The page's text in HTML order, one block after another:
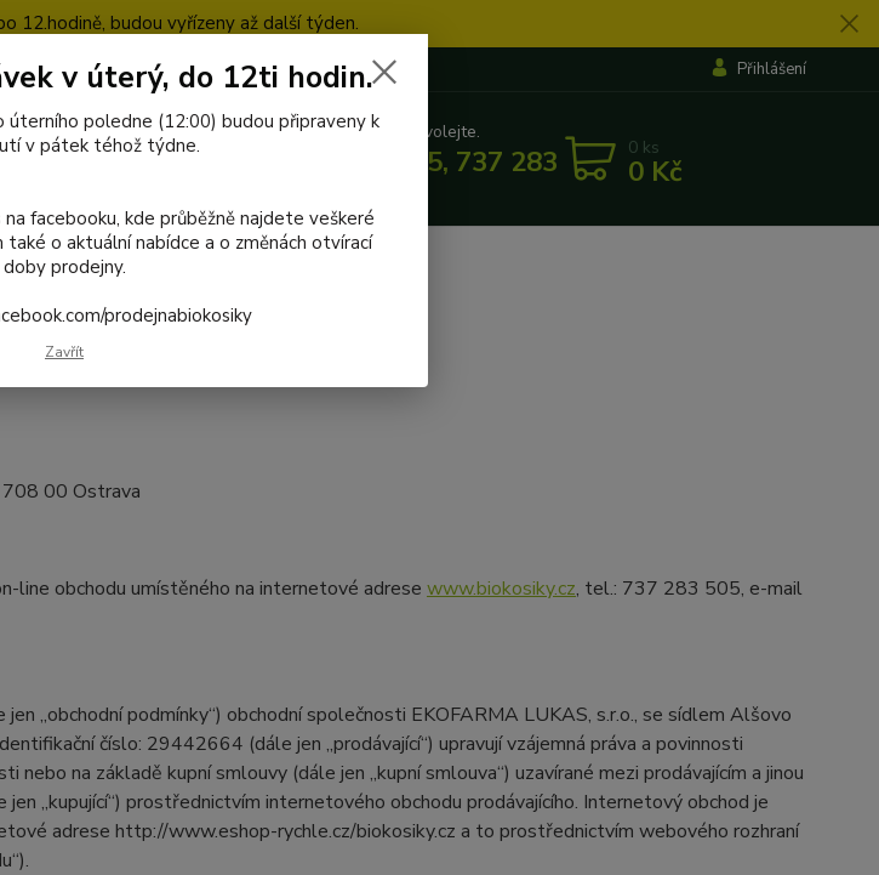
12.hodině, budou vyřízeny až další týden.
Přihlášení
Hledat
Nevíte si rady? Zavolejte.
727 862 655, 737 283 505 0 ks
0 Kč
00 Ostrava
line obchodu umístěného na internetové adrese www.biokosiky.cz, tel.: 737 283 505, e-mail
„obchodní podmínky“) obchodní společnosti EKOFARMA LUKAS, s.r.o., se sídlem Alšovo
číslo: 29442664 (dále jen „prodávající“) upravují vzájemná práva a povinnosti
nebo na základě kupní smlouvy (dále jen „kupní smlouva“) uzavírané mezi prodávajícím a jinou
jen „kupující“) prostřednictvím internetového obchodu prodávajícího. Internetový obchod je
adrese http://www.eshop-rychle.cz/biokosiky.cz a to prostřednictvím webového rozhraní
v úterý, do 12ti hodin.
úterního poledne (12:00) budou připraveny k
v pátek téhož týdne.
facebooku, kde průběžně najdete veškeré
o aktuální nabídce a o změnách otvírací
doby prodejny.
prodejnabiokosiky
Zavřít